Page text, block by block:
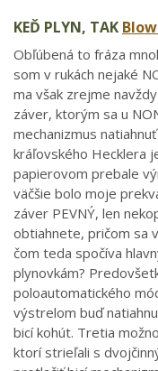
KEĎ PLYN, TAK
Obľúbená to fráza
som v rukách nejaké
ma však zrejme
záver, ktorým sa u
mechanizmus
kráľovského Hecklera
papierovom prebale
väčšie bolo moje
záver PEVNÝ, len
obtiahnete, pričom sa
čom teda spočíva
plynovkám?
poloautomatického
výstrelom buď
bicí kohút. Tretia
ktorí strieľali s